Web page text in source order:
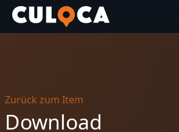
Zurück zum Item
Download